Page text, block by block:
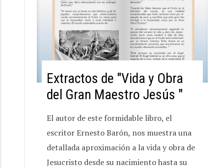
Extractos de "Vida y Obra
del Gran Maestro Jesús "
El autor de este formidable libro, el
escritor Ernesto Barón, nos muestra una
detallada aproximación a la vida y obra de
Jesucristo desde su nacimiento hasta su